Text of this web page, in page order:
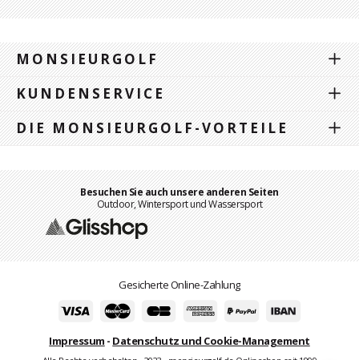
MONSIEURGOLF
KUNDENSERVICE
DIE MONSIEURGOLF-VORTEILE
Besuchen Sie auch unsere anderen Seiten
Outdoor, Wintersport und Wassersport
Gesicherte Online-Zahlung
Impressum - Datenschutz und Cookie-Management